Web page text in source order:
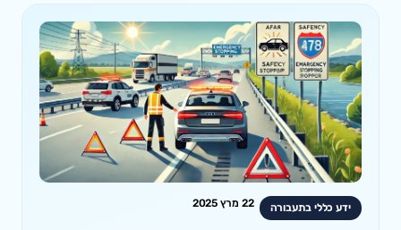
ידע כללי בתעבורה 22 מרץ 2025